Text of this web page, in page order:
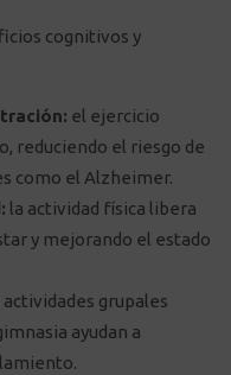
cognitivos y
el ejercicio
reduciendo el riesgo de
como el Alzheimer.
la actividad física libera
y mejorando el estado
actividades grupales
ayudan a